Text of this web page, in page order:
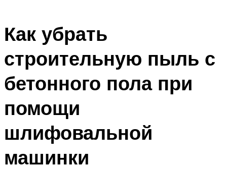
Как убрать
строительную пыль с
бетонного пола при
помощи
шлифовальной
машинки